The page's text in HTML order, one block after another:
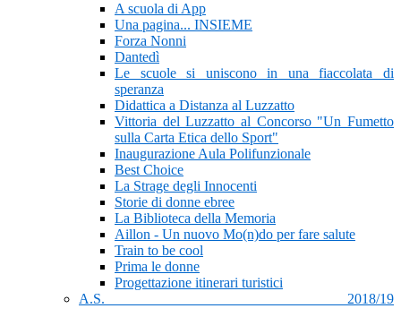
A scuola di App
Una pagina... INSIEME
Forza Nonni
Dantedì
Le scuole si uniscono in una fiaccolata di
speranza
Didattica a Distanza al Luzzatto
Vittoria del Luzzatto al Concorso "Un Fumetto
sulla Carta Etica dello Sport"
Inaugurazione Aula Polifunzionale
Best Choice
La Strage degli Innocenti
Storie di donne ebree
La Biblioteca della Memoria
Aillon - Un nuovo Mo(n)do per fare salute
Train to be cool
Prima le donne
Progettazione itinerari turistici
A.S. 2018/19